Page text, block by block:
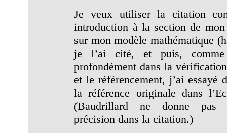
Je veux utiliser la citation
introduction à la section de
sur mon modèle mathématique
je l’ai cité, et puis,
profondément dans la
et le référencement, j’ai essayé
la référence originale dans
(Baudrillard ne donne pas
précision dans la citation.)